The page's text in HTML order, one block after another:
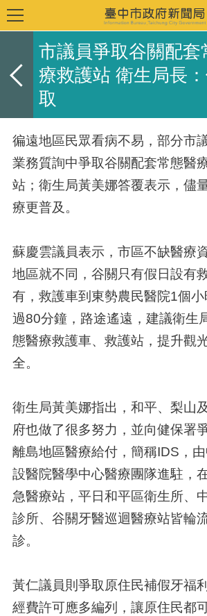
市議員爭取谷關配套
療救護站 衛生局長
取
徧遠地區民眾看病不易，部分市
業務質詢中爭取谷關配套常態醫
站；衛生局黃美娜答覆表示，儘
療更普及。
蘇慶雲議員表示，市區不缺醫療
地區就不同，谷關只有假日設有
有，救護車到東勢農民醫院1個
過80分鐘，路途遙遠，建議衛生
態醫療救護車、救護站，提升觀
全。
衛生局黃美娜指出，和平、梨山
府也做了很多努力，並向健保署
離島地區醫療給付，簡稱IDS，
設醫院醫學中心醫療團隊進駐，
急醫療站，平日和平區衛生所、
診所、谷關牙醫巡迴醫療站皆輪
診。
黃仁議員則爭取原住民補假牙福
經費許可應多編列，讓原住民都